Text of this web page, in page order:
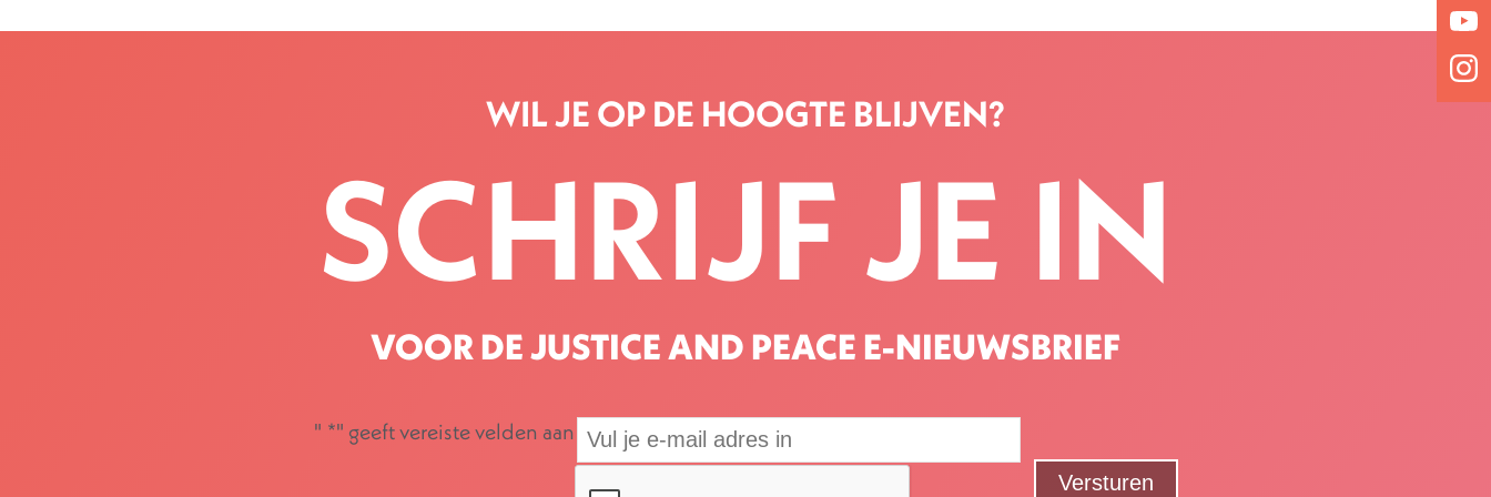
WIL JE OP DE HOOGTE BLIJVEN?
SCHRIJF JE IN
VOOR DE JUSTICE AND PEACE E-NIEUWSBRIEF
" *" geeft vereiste velden aan